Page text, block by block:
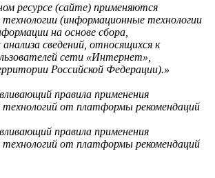
ресурсе (сайте) применяются
(информационные технологии
на основе сбора,
сведений, относящихся к
сети «Интернет»,
Российской Федерации).»
правила применения
технологий от платформы рекомендаций
правила применения
технологий от платформы рекомендаций